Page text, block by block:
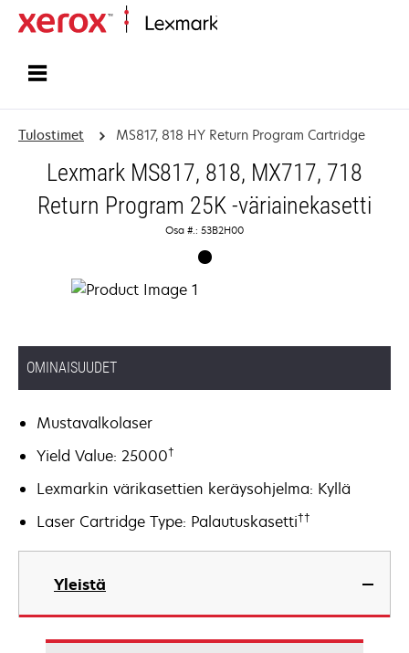
Tulostimet MS817, 818 HY Return Program Cartridge
Lexmark MS817, 818, MX717, 718
Return Program 25K -väriainekasetti
Osa #.: 53B2H00
OMINAISUUDET
Mustavalkolaser
Yield Value: 25000†
Lexmarkin värikasettien keräysohjelma: Kyllä
Laser Cartridge Type: Palautuskasetti††
Yleistä